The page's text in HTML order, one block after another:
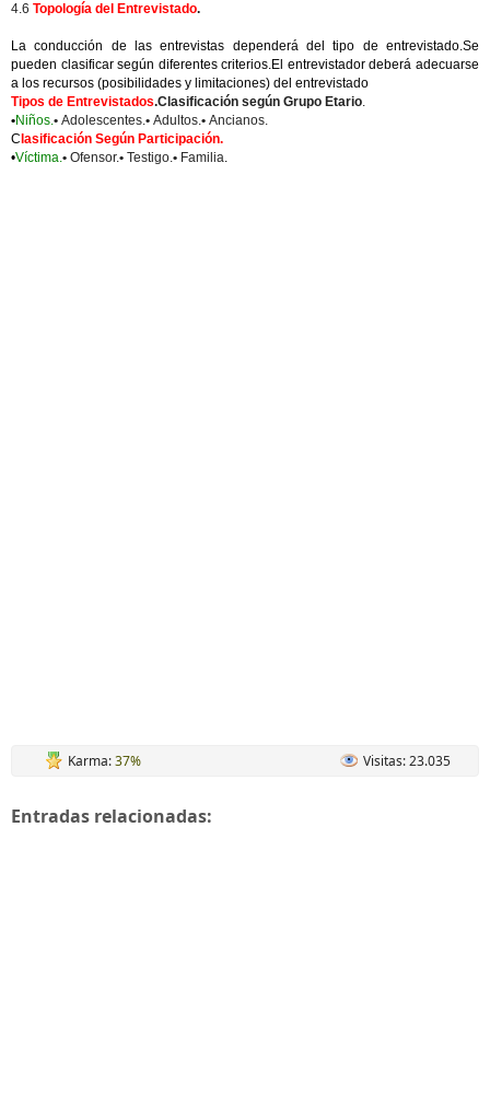
4.6 Topología del Entrevistado.
La conducción de las entrevistas dependerá del tipo de entrevistado.Se
pueden clasificar según diferentes criterios.El entrevistador deberá adecuarse
a los recursos (posibilidades y limitaciones) del entrevistado
Tipos de Entrevistados.Clasificación según Grupo Etario.
•Niños.• Adolescentes.• Adultos.• Ancianos.
C lasificación Según Participación.
•Víctima.• Ofensor.• Testigo.• Familia.
Karma:37% Visitas: 23.035
Entradas relacionadas: